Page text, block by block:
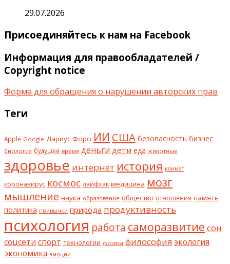
29.07.2026
Присоединяйтесь к нам на Facebook
Информация для правообладателей /
Copyright notice
Форма для обращения о нарушении авторских прав
Теги
Apple Google Дариус Форо ИИ США безопасность бизнес
биология будущее время деньги дети еда животные
здоровье интернет история климат
коронавирус космос лайфхак медицина мозг
мышление наука образование общество отношения память
политика привычки природа продуктивность
психология работа саморазвитие сон
соцсети спорт технологии физика философия экология
экономика эмоции